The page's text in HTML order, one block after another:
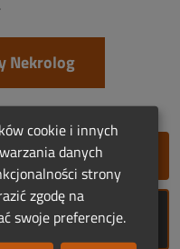
Nekrolog
cookie i innych
danych
strony
zgodę na
swoje preferencje.